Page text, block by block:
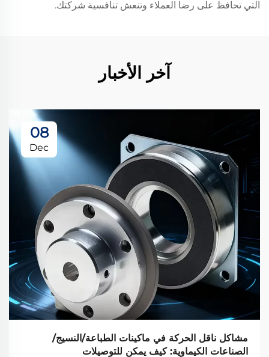
التي تحافظ على رضا العملاء وتنعش تنافسية شركتك.
آخر الأخبار
08
Dec
مشاكل ناقل الحركة في ماكينات الطباعة/النسيج/
الصناعات الكيماوية: كيف يمكن للتوصيلات